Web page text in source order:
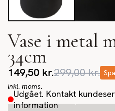
Vase i metal
34cm
149,50 kr.299,00kr.
Inkl. moms.
Udgået. Kontakt
information